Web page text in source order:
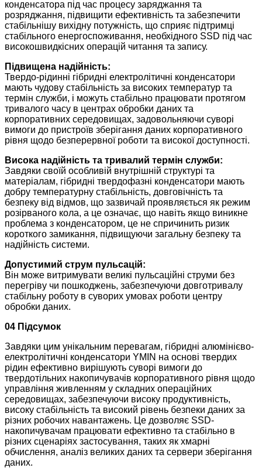
конденсатора під час процесу заряджання та
розряджання, підвищити ефективність та забезпечити
стабільнішу вихідну потужність, що сприяє підтримці
стабільного енергоспоживання, необхідного SSD під час
високошвидкісних операцій читання та запису.
Підвищена надійність:
Твердо-рідинні гібридні електролітичні конденсатори
мають чудову стабільність за високих температур та
термін служби, і можуть стабільно працювати протягом
тривалого часу в центрах обробки даних та
корпоративних середовищах, задовольняючи суворі
вимоги до пристроїв зберігання даних корпоративного
рівня щодо безперервної роботи та високої доступності.
Висока надійність та тривалий термін служби:
Завдяки своїй особливій внутрішній структурі та
матеріалам, гібридні твердофазні конденсатори мають
добру температурну стабільність, довговічність та
безпеку від відмов, що зазвичай проявляється як режим
розірваного кола, а це означає, що навіть якщо виникне
проблема з конденсатором, це не спричинить ризик
короткого замикання, підвищуючи загальну безпеку та
надійність системи.
Допустимий струм пульсацій:
Він може витримувати великі пульсаційні струми без
перегріву чи пошкоджень, забезпечуючи довготривалу
стабільну роботу в суворих умовах роботи центру
обробки даних.
04 Підсумок
Завдяки цим унікальним перевагам, гібридні алюмінієво-
електролітичні конденсатори YMIN на основі твердих
рідин ефективно вирішують суворі вимоги до
твердотільних накопичувачів корпоративного рівня щодо
управління живленням у складних операційних
середовищах, забезпечуючи високу продуктивність,
високу стабільність та високий рівень безпеки даних за
різних робочих навантажень. Це дозволяє SSD-
накопичувачам працювати ефективно та стабільно в
різних сценаріях застосування, таких як хмарні
обчислення, аналіз великих даних та сервери зберігання
даних.